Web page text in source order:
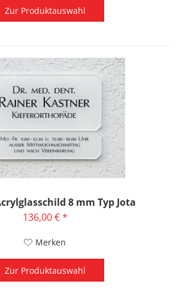
Zur Produktauswahl
8 mm Typ Jota
136,00 € *
Merken
Zur Produktauswahl